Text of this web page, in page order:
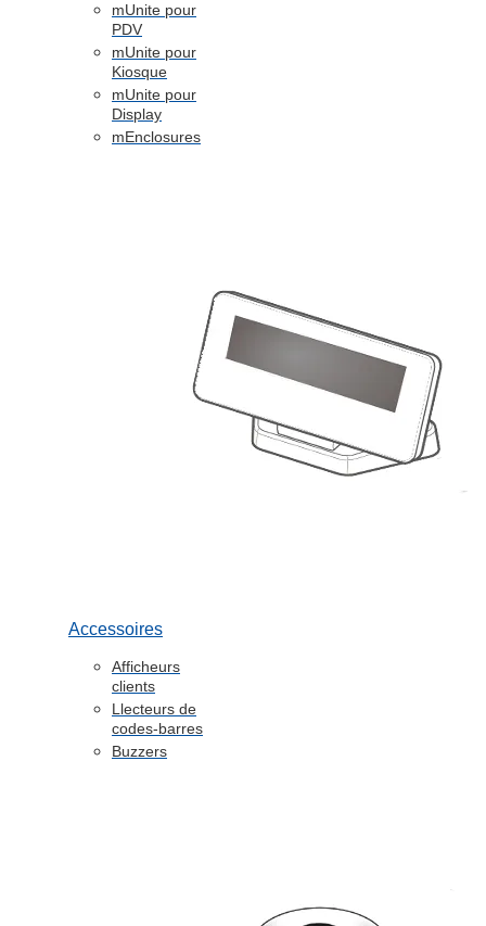
mUnite pour
PDV
mUnite pour
Kiosque
mUnite pour
Display
mEnclosures
Accessoires
Afficheurs
clients
Llecteurs de
codes-barres
Buzzers